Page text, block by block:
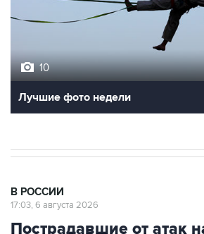
10
Лучшие фото недели
В РОССИИ
17:03, 6 августа 2026
Пострадавшие от атак